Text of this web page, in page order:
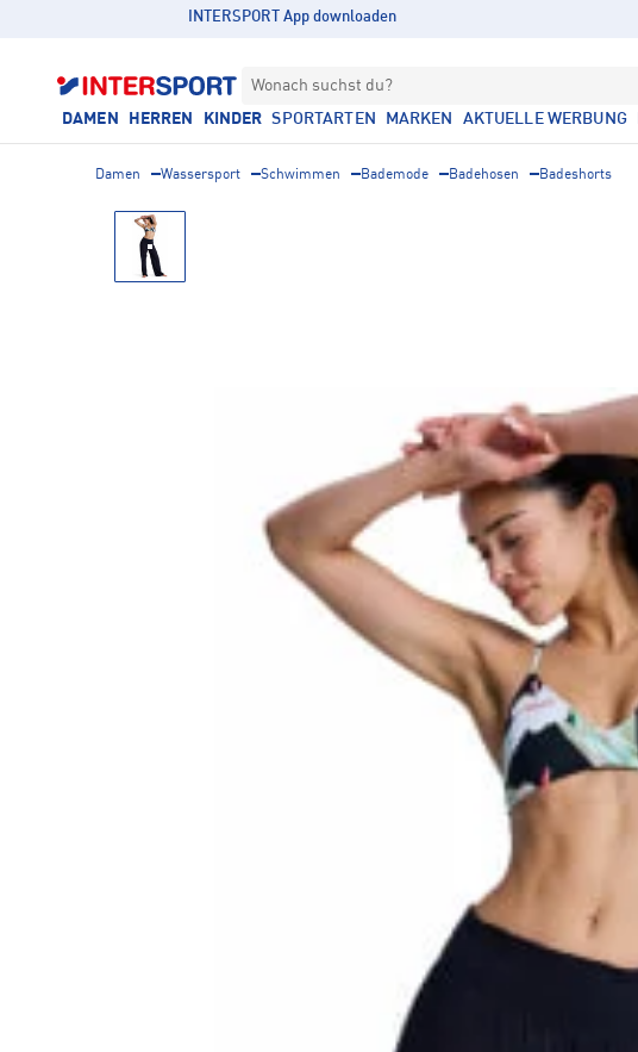
INTERSPORT App downloaden
Wonach suchst du?
DAMEN HERREN KINDER SPORTARTEN MARKEN AKTUELLE WERBUNG
Damen Wassersport Schwimmen Bademode Badehosen Badeshorts